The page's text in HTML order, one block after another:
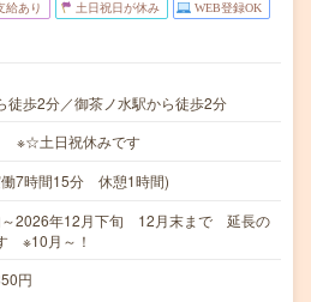
給あり 土日祝日が休み WEB登録OK
徒歩2分／御茶ノ水駅から徒歩2分
※☆土日祝休みです
7時間15分 休憩1時間)
～2026年12月下旬 12月末まで 延長の
※10月～！
円